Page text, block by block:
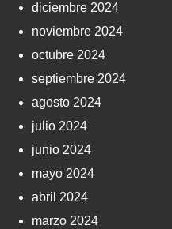
diciembre 2024
noviembre 2024
octubre 2024
septiembre 2024
agosto 2024
julio 2024
junio 2024
mayo 2024
abril 2024
marzo 2024